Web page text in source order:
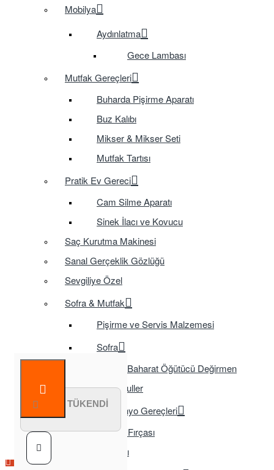
Mobilya
Aydınlatma
Gece Lambası
Mutfak Gereçleri
Buharda Pişirme Aparatı
Buz Kalıbı
Mikser & Mikser Seti
Mutfak Tartısı
Pratik Ev Gereci
Cam Silme Aparatı
Sinek İlacı ve Kovucu
Saç Kurutma Makinesi
Sanal Gerçeklik Gözlüğü
Sevgiliye Özel
Sofra & Mutfak
Pişirme ve Servis Malzemesi
Sofra
Baharat Öğütücü Değirmen
Tasarruflu Ampuller
Temizlik ve Banyo Gereçleri
Tuvalet Fırçası
TV Aksesuarları
STOK TÜKENDİ
Çok Satılan Ürün